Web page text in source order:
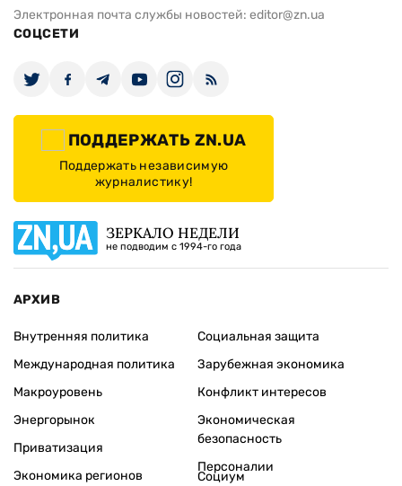
Электронная почта службы новостей: editor@zn.ua
СОЦСЕТИ
ПОДДЕРЖАТЬ ZN.UA
Поддержать независимую
журналистику!
ЗЕРКАЛО НЕДЕЛИ
не подводим с 1994-го года
АРХИВ
Внутренняя политика
Международная политика
Макроуровень
Энергорынок
Приватизация
Экономика регионов
Социальная защита
Зарубежная экономика
Конфликт интересов
Экономическая
безопасность
Персоналии
Социум